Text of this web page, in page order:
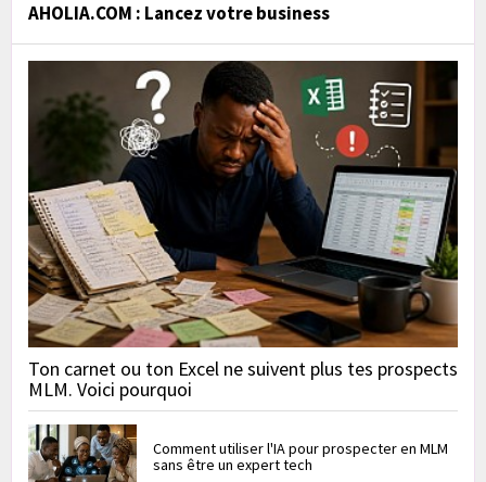
AHOLIA.COM : Lancez votre business
Ton carnet ou ton Excel ne suivent plus tes prospects
MLM. Voici pourquoi
Comment utiliser l'IA pour prospecter en MLM
sans être un expert tech